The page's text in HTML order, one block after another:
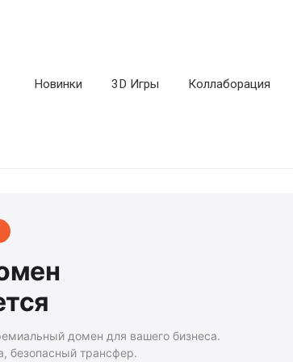
Новинки 3D Игры Коллаборация
домен для вашего бизнеса.
безопасный трансфер.